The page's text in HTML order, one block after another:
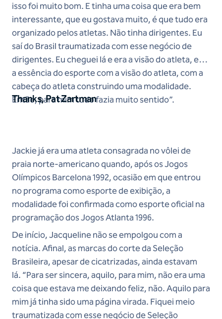
isso foi muito bom. E tinha uma coisa que era bem
interessante, que eu gostava muito, é que tudo era
organizado pelos atletas. Não tinha dirigentes. Eu
saí do Brasil traumatizada com esse negócio de
dirigentes. Eu cheguei lá e era a visão do atleta, era
a essência do esporte com a visão do atleta, com a
cabeça do atleta construindo uma modalidade.
Então, para mim tudo fazia muito sentido”.
Thanks, Pat Zartman
Jackie já era uma atleta consagrada no vôlei de
praia norte-americano quando, após os Jogos
Olímpicos Barcelona 1992, ocasião em que entrou
no programa como esporte de exibição, a
modalidade foi confirmada como esporte oficial na
programação dos Jogos Atlanta 1996.
De início, Jacqueline não se empolgou com a
notícia. Afinal, as marcas do corte da Seleção
Brasileira, apesar de cicatrizadas, ainda estavam
lá. “Para ser sincera, aquilo, para mim, não era uma
coisa que estava me deixando feliz, não. Aquilo para
mim já tinha sido uma página virada. Fiquei meio
traumatizada com esse negócio de Seleção